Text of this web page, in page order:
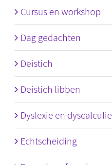
Cursus en workshop
Dag gedachten
Deistich
Deistich libben
Dyslexie en dyscalculie
Echtscheiding